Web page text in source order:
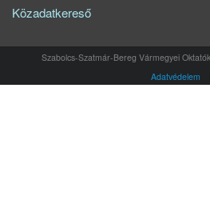
Közadatkereső
Szabolcs-Szatmár-Bereg Vármegyei
Adatvédelem